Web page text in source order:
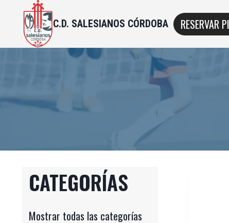
C.D. SALESIANOS CÓRDOBA RESERVAR
CATEGORÍAS
Mostrar todas las categorías